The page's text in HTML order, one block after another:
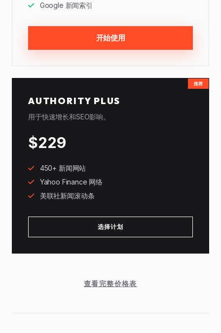
Google 新闻索引
开始使用
推荐
AUTHORITY PLUS
用于快速增长和SEO影响。
$229
450+ 新闻网站
Yahoo Finance 网络
美联社新闻滚动条
选择计划
查看完整价格表